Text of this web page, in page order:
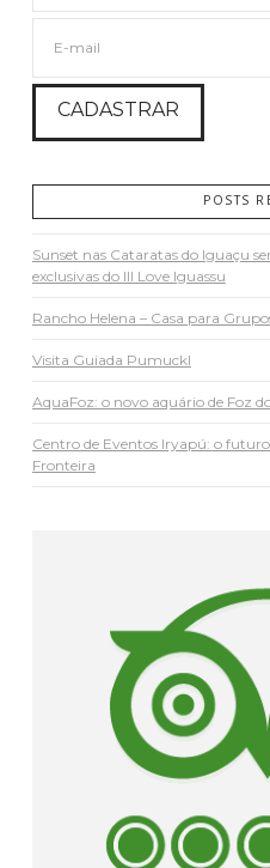
POSTS
Sunset nas Cataratas do Iguaçu
exclusivas do III Love Iguassu
Rancho Helena – Casa para
Visita Guiada Pumuckl
AquaFoz: o novo aquário de Foz
Centro de Eventos Iryapú: o
Fronteira